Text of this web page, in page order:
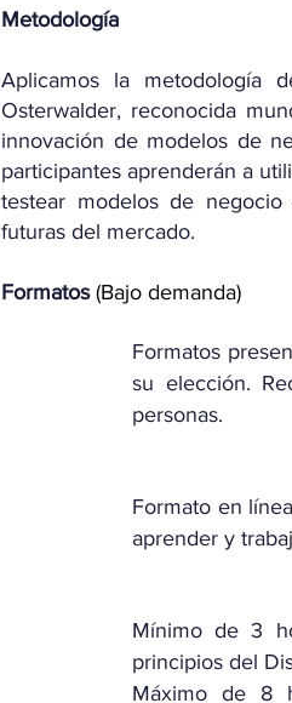
Metodología
Aplicamos la metodología
Osterwalder, reconocida
innovación de modelos de
participantes aprenderán a
testear modelos de
futuras del mercado.
Formatos(Bajo demanda)
Formatos
su elección.
personas.
Formato en
aprender y
Mínimo de 3
principios del
​Máximo de 8